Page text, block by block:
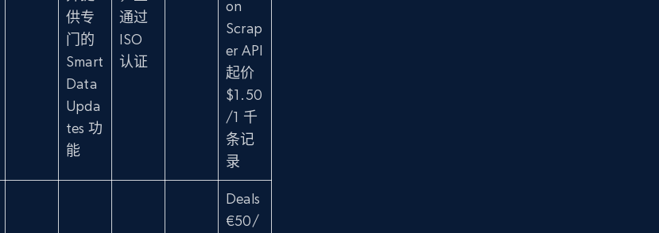
供专
门的
Smart
Data
Upda
tes 功
能
通过
ISO
认证
on
Scrap
er API
起价
$1.50
/1 千
条记
录
Deals
€50/